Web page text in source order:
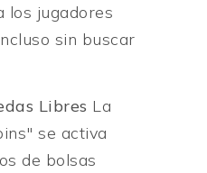
los jugadores
sin buscar
Libres La
se activa
de bolsas